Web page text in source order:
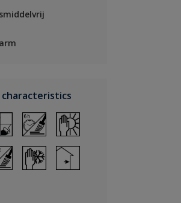
characteristics